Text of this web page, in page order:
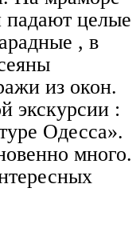
целые
, в
из окон.
экскурсии :
Одесса».
много.